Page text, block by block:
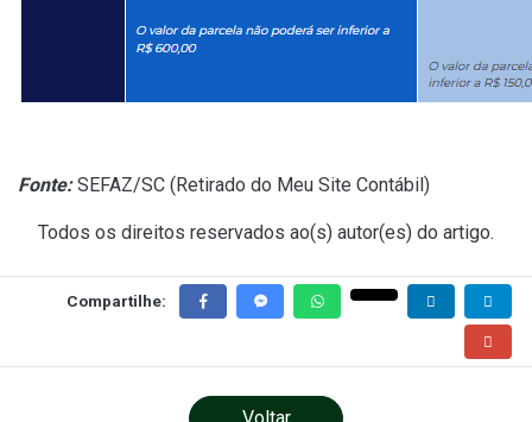
Fonte:SEFAZ/SC (Retirado do Meu Site Contábil)
Todos os direitos reservados ao(s) autor(es) do artigo.
Compartilhe: